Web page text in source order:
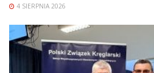
4 SIERPNIA 2026